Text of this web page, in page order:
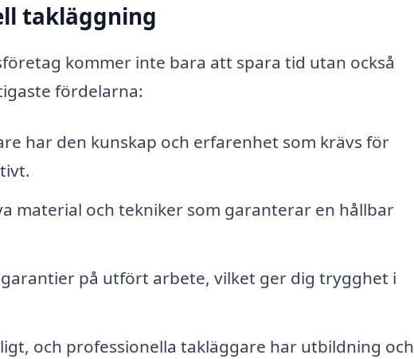
takläggning
kommer inte bara att spara tid utan också
fördelarna:
har den kunskap och erfarenhet som krävs för
material och tekniker som garanterar en hållbar
på utfört arbete, vilket ger dig trygghet i
och professionella takläggare har utbildning och